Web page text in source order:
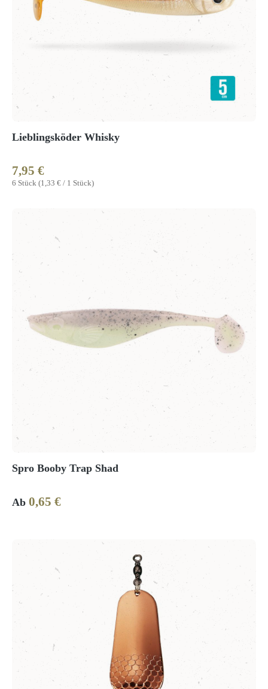
Lieblingsköder Whisky
6 Stück (1,33 € / 1 Stück)
Regulärer Preis:
7,95 €
Spro Booby Trap Shad
Regulärer Preis:
Ab 0,65 €